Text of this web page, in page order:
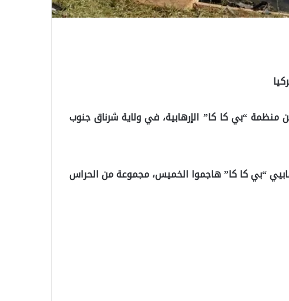
منظمة “بي كا كا” الإرهابية، في ولاية شرناق جنوب
“بي كا كا” هاجموا الخميس، مجموعة من الحراس